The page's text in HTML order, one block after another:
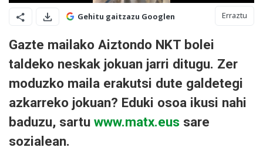
Gehitu gaitzazu Googlen Erraztu
Gazte mailako Aiztondo NKT bolei
taldeko neskak jokuan jarri ditugu. Zer
moduzko maila erakutsi dute galdetegi
azkarreko jokuan? Eduki osoa ikusi nahi
baduzu, sartu www.matx.eus sare
sozialean.